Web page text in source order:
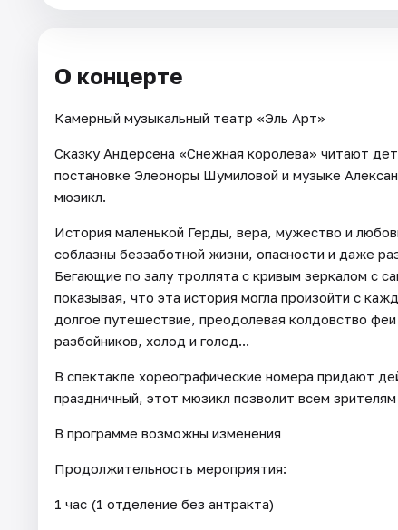
О концерте
Камерный музыкальный театр «Эль Арт»
Сказку Андерсена «Снежная королева» читают
постановке Элеоноры Шумиловой и музыке
мюзикл.
История маленькой Герды, вера, мужество и
соблазны беззаботной жизни, опасности и даже
Бегающие по залу троллята с кривым зеркалом с
показывая, что эта история могла произойти с
долгое путешествие, преодолевая колдовство
разбойников, холод и голод...
В спектакле хореографические номера придают
праздничный, этот мюзикл позволит всем
В программе возможны изменения
Продолжительность мероприятия:
1 час (1 отделение без антракта)